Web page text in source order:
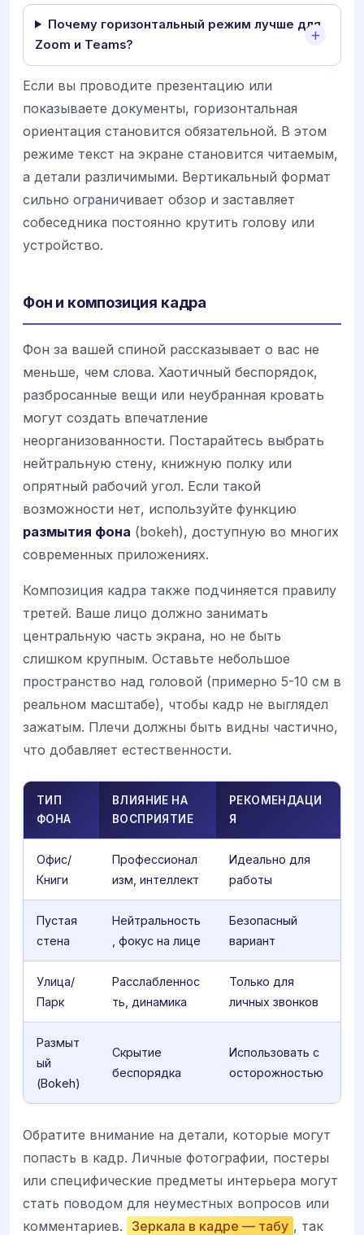
Почему горизонтальный режим лучше для
Zoom и Teams?
Если вы проводите презентацию или
показываете документы, горизонтальная
ориентация становится обязательной. В этом
режиме текст на экране становится читаемым,
а детали различимыми. Вертикальный формат
сильно ограничивает обзор и заставляет
собеседника постоянно крутить голову или
устройство.
Фон и композиция кадра
Фон за вашей спиной рассказывает о вас не
меньше, чем слова. Хаотичный беспорядок,
разбросанные вещи или неубранная кровать
могут создать впечатление
неорганизованности. Постарайтесь выбрать
нейтральную стену, книжную полку или
опрятный рабочий угол. Если такой
возможности нет, используйте функцию
размытия фона (bokeh), доступную во многих
современных приложениях.
Композиция кадра также подчиняется правилу
третей. Ваше лицо должно занимать
центральную часть экрана, но не быть
слишком крупным. Оставьте небольшое
пространство над головой (примерно 5-10 см в
реальном масштабе), чтобы кадр не выглядел
зажатым. Плечи должны быть видны частично,
что добавляет естественности.
ТИП
ФОНА
ВЛИЯНИЕ НА
ВОСПРИЯТИЕ
РЕКОМЕНДАЦИ
Я
Офис/
Книги
Профессионал
изм, интеллект
Идеально для
работы
Пустая
стена
Нейтральность
, фокус на лице
Безопасный
вариант
Улица/
Парк
Расслабленнос
ть, динамика
Только для
личных звонков
Размыт
ый
(Bokeh)
Скрытие
беспорядка
Использовать с
осторожностью
Обратите внимание на детали, которые могут
попасть в кадр. Личные фотографии, постеры
или специфические предметы интерьера могут
стать поводом для неуместных вопросов или
комментариев.
Зеркала в кадре — табу , так